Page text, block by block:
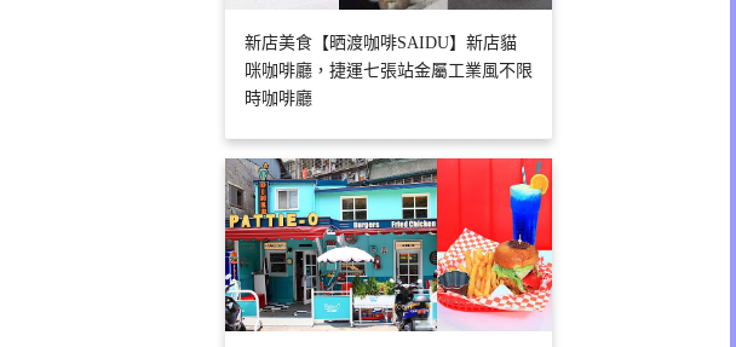
新店美食【晒渡咖啡SAIDU】新店貓
咪咖啡廳，捷運七張站金屬工業風不限
時咖啡廳